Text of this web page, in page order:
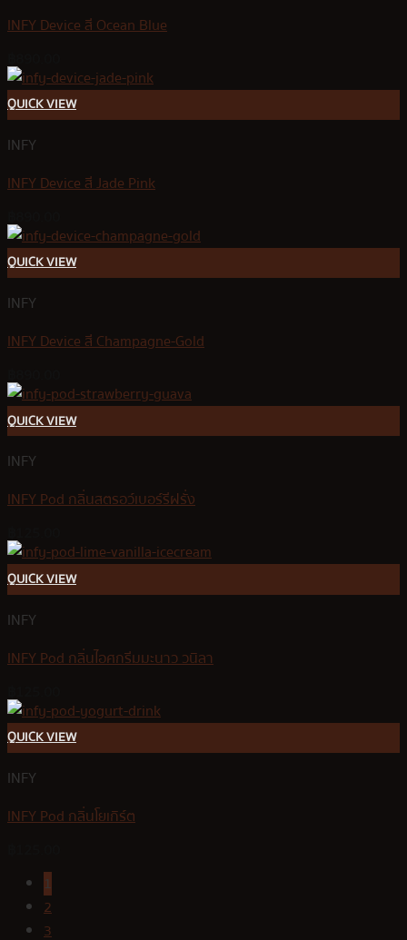
INFY Device สี Ocean Blue
QUICK VIEW
INFY
INFY Device สี Jade Pink
QUICK VIEW
INFY
INFY Device สี Champagne-Gold
QUICK VIEW
INFY
INFY Pod กลิ่นสตรอว์เบอร์รีฝรั่ง
QUICK VIEW
INFY
INFY Pod กลิ่นไอศกรีมมะนาว วนิลา
QUICK VIEW
INFY
INFY Pod กลิ่นโยเกิร์ต
1
2
3